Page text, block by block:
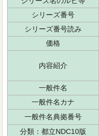
シリーズ番号
シリーズ番号読み
価格
内容紹介
一般件名
一般件名カナ
一般件名典拠番号
分類：都立NDC10版